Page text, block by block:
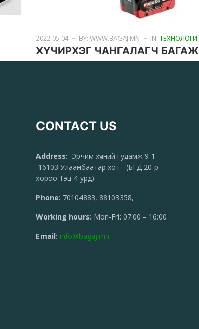
2022-05-04 BY: WWW.BAGAJ.MN IN: ТЕХНОЛОГИ
ХҮЧИРХЭГ ЧАНГАЛАГЧ БАГАЖ
CONTACT US
Address: Эрчим хүчний гудамж 9-1
16103 Улаанбаатар хот (БГД 20-р
хороо Тэц-4 урд)
Phone: 70104883, 88103358,
Working hours: Mon-Fri: 07:00 – 16:00
Email: info@bagaj.mn